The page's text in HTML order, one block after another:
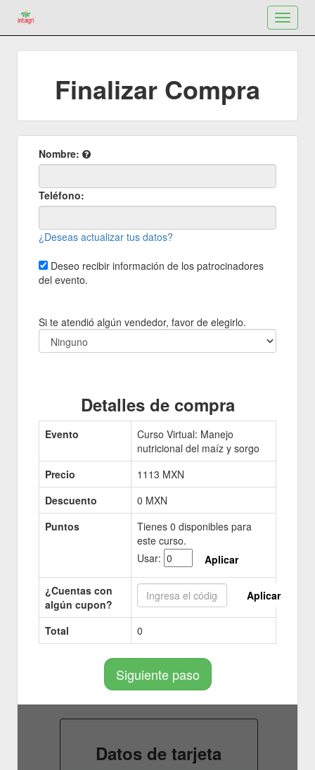
Toggle
Finalizar Compra
Nombre:
Teléfono:
¿Deseas actualizar tus datos?
Deseo recibir información de los patrocinadores
del evento.
Si te atendió algún vendedor, favor de elegirlo.
Detalles de compra
Evento
Curso Virtual: Manejo
nutricional del maíz y sorgo
Precio
1113 MXN
Descuento
0 MXN
Puntos
Tienes 0 disponibles para
este curso.
Usar:
Aplicar
¿Cuentas con
algún cupon?
Aplicar
Total 0
Siguiente paso
Datos de tarjeta